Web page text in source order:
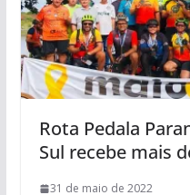
Rota Pedala
Sul recebe mais
31 de maio de 2022